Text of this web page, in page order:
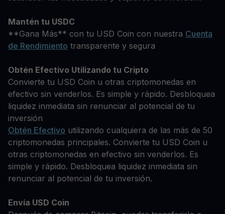
Mantén tu USDC
**Gana Más** con tu USD Coin con nuestra Cuenta
de Rendimiento transparente y segura
Obtén Efectivo Utilizando tu Cripto
Convierte tu USD Coin u otras criptomonedas en
efectivo sin venderlos. Es simple y rápido. Desbloquea
liquidez inmediata sin renunciar al potencial de tu
inversión
Obtén Efectivo utilizando cualquiera de las más de 50
criptomonedas principales. Convierte tu USD Coin u
otras criptomonedas en efectivo sin venderlos. Es
simple y rápido. Desbloquea liquidez inmediata sin
renunciar al potencial de tu inversión.
Envía USD Coin